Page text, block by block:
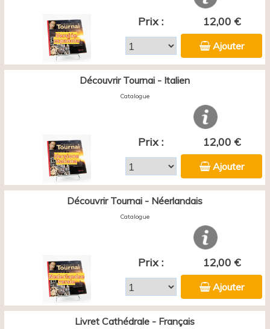
Prix : 12,00 €
Ajouter
Découvrir Tournai - Italien
Catalogue
Prix : 12,00 €
Ajouter
Découvrir Tournai - Néerlandais
Catalogue
Prix : 12,00 €
Ajouter
Livret Cathédrale - Français